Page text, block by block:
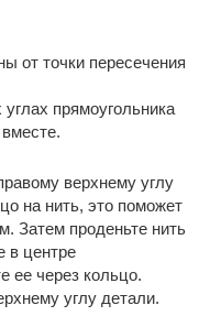
от точки пересечения
прямоугольника
вместе.
верхнему углу
на нить, это поможет
Затем проденьте нить
в центре
ее через кольцо.
углу детали.